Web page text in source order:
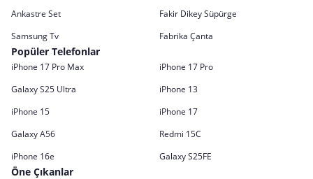
Ankastre Set
Fakir Dikey Süpürge
Samsung Tv
Fabrika Çanta
Popüler Telefonlar
iPhone 17 Pro Max
iPhone 17 Pro
Galaxy S25 Ultra
iPhone 13
iPhone 15
iPhone 17
Galaxy A56
Redmi 15C
iPhone 16e
Galaxy S25FE
Öne Çıkanlar